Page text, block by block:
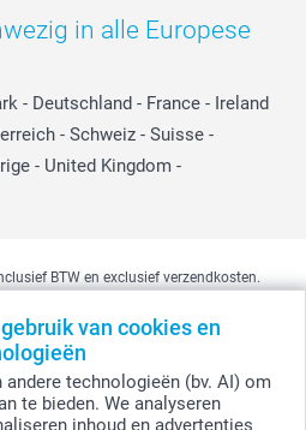
van cookies en
technologieën (bv. AI) om
te bieden. We analyseren
inhoud en advertenties
in alle Europese
- Deutschland - France - Ireland
- Schweiz - Suisse -
- United Kingdom -
voorbehouden
Wetteren, België
BTW en exclusief verzendkosten.